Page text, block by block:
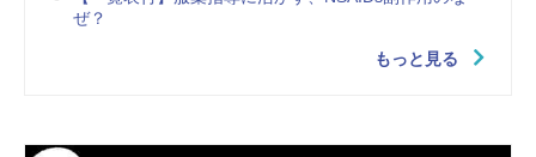
ぜ？
もっと見る